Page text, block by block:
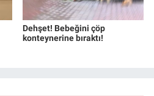
Dehşet! Bebeğini çöp
konteynerine bıraktı!